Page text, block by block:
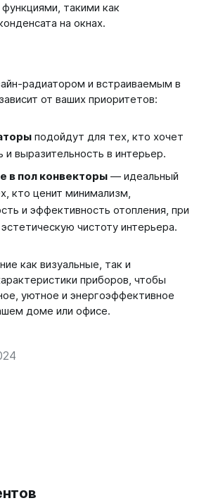
такими как
на окнах.
радиатором и встраиваемым в
от ваших приоритетов:
подойдут для тех, кто хочет
и выразительность в интерьер.
в пол конвекторы — идеальный
кто ценит минимализм,
и эффективность отопления, при
чистоту интерьера.
как визуальные, так и
приборов, чтобы
уютное и энергоэффективное
доме или офисе.